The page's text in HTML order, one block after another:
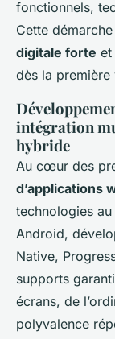
fonctionnels,
Cette
digitale forte et
dès la première
intégration
hybride
Au cœur des
d’applications
technologies
Android,
Native,
supports
écrans, de
polyvalence